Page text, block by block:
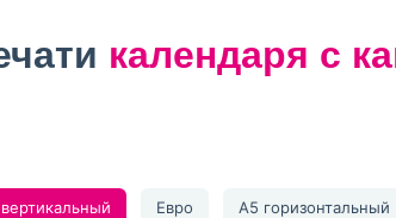
календаря с
Евро А5 горизонтальный